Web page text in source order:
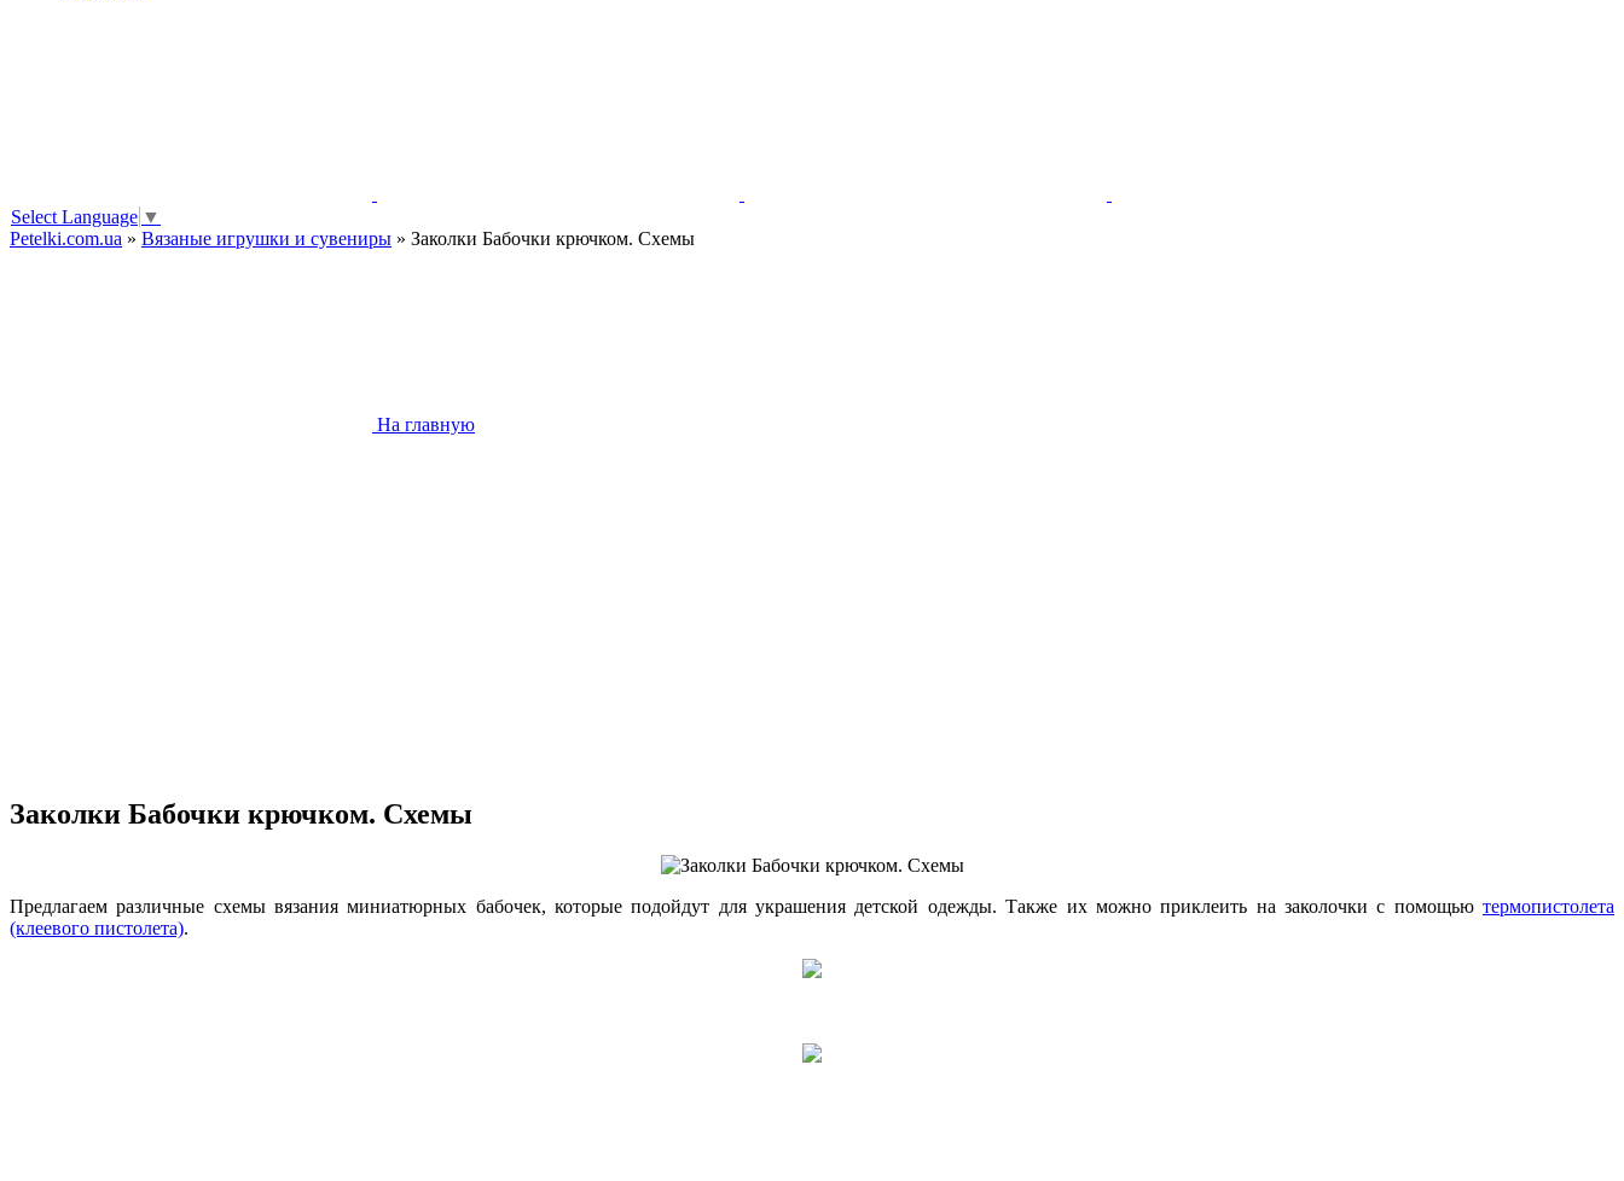
Select Language ▼
Petelki.com.ua » Вязаные игрушки и сувениры » Заколки Бабочки крючком. Схемы
На главную
Заколки Бабочки крючком. Схемы
Предлагаем различные схемы вязания миниатюрных бабочек, которые подойдут для украшения детской одежды. Также их можно приклеить на заколочки с помощью термопистолета
(клеевого пистолета).